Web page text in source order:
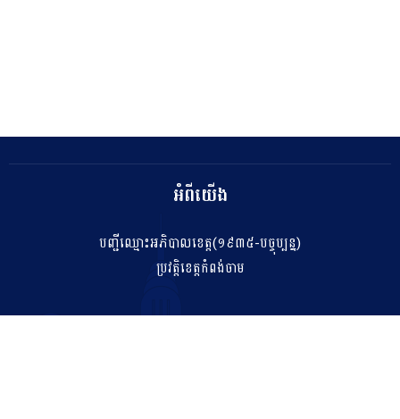
អំពីយើង
បញ្ជីឈ្មោះអភិបាលខេត្ត(១៩៣៥-បច្ចុប្បន្ន)
ប្រវត្តិខេត្តកំពង់ចាម